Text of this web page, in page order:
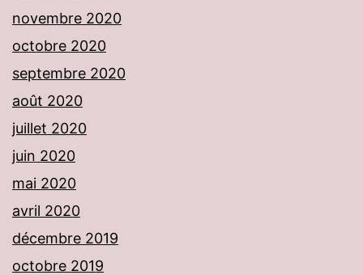
novembre 2020
octobre 2020
septembre 2020
août 2020
juillet 2020
juin 2020
mai 2020
avril 2020
décembre 2019
octobre 2019